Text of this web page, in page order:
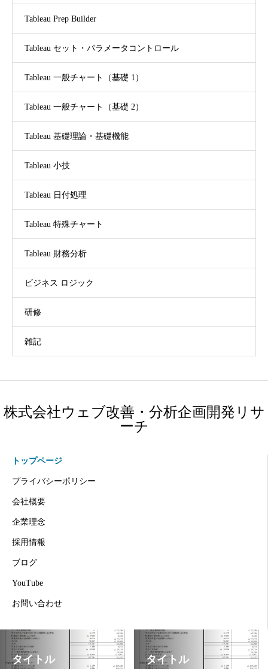
Tableau Prep Builder
Tableau セット・パラメータコントロール
Tableau 一般チャート（基礎 1）
Tableau 一般チャート（基礎 2）
Tableau 基礎理論・基礎機能
Tableau 小技
Tableau 日付処理
Tableau 特殊チャート
Tableau 財務分析
ビジネス ロジック
研修
雑記
株式会社ウェブ改善・分析企画開発リサ
ーチ
トップページ
プライバシーポリシー
会社概要
企業理念
採用情報
ブログ
YouTube
お問い合わせ
タイトル タイトル